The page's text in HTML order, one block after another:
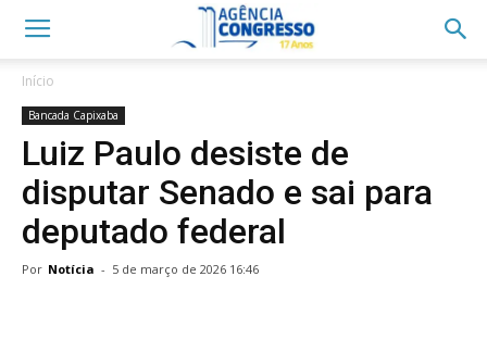
Início
Bancada Capixaba
Luiz Paulo desiste de
disputar Senado e sai para
deputado federal
Por Notícia - 5 de março de 2026 16:46